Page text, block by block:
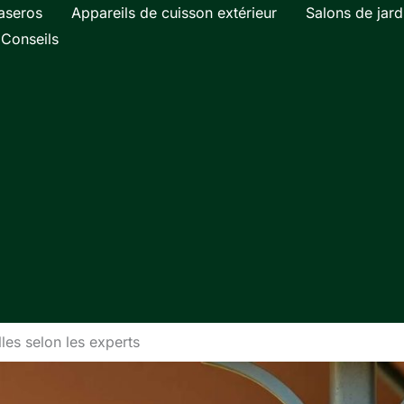
Appareils de cuisson extérieur
Salons de
Conseils
selon les experts